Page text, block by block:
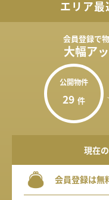
エリア最
会員登録で
大幅ア
公開物件
29 件
現在
会員登録は無